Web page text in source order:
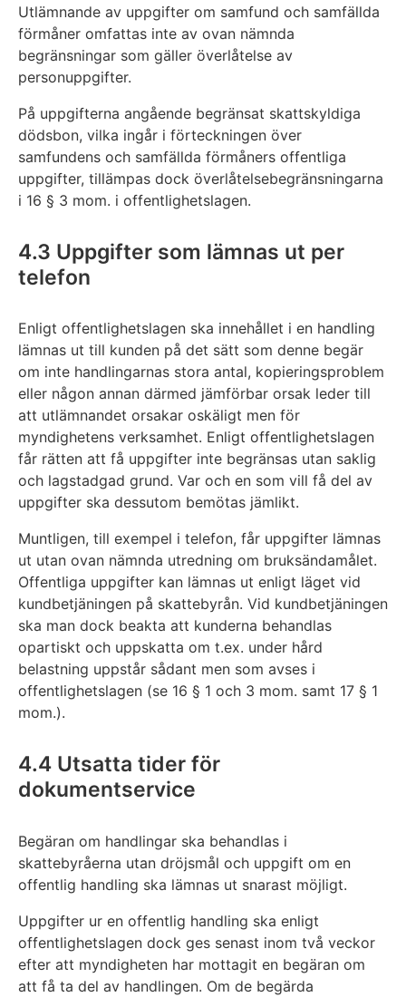
Utlämnande av uppgifter om samfund och samfällda
förmåner omfattas inte av ovan nämnda
begränsningar som gäller överlåtelse av
personuppgifter.
På uppgifterna angående begränsat skattskyldiga
dödsbon, vilka ingår i förteckningen över
samfundens och samfällda förmåners offentliga
uppgifter, tillämpas dock överlåtelsebegränsningarna
i 16 § 3 mom. i offentlighetslagen.
4.3 Uppgifter som lämnas ut per
telefon
Enligt offentlighetslagen ska innehållet i en handling
lämnas ut till kunden på det sätt som denne begär
om inte handlingarnas stora antal, kopieringsproblem
eller någon annan därmed jämförbar orsak leder till
att utlämnandet orsakar oskäligt men för
myndighetens verksamhet. Enligt offentlighetslagen
får rätten att få uppgifter inte begränsas utan saklig
och lagstadgad grund. Var och en som vill få del av
uppgifter ska dessutom bemötas jämlikt.
Muntligen, till exempel i telefon, får uppgifter lämnas
ut utan ovan nämnda utredning om bruksändamålet.
Offentliga uppgifter kan lämnas ut enligt läget vid
kundbetjäningen på skattebyrån. Vid kundbetjäningen
ska man dock beakta att kunderna behandlas
opartiskt och uppskatta om t.ex. under hård
belastning uppstår sådant men som avses i
offentlighetslagen (se 16 § 1 och 3 mom. samt 17 § 1
mom.).
4.4 Utsatta tider för
dokumentservice
Begäran om handlingar ska behandlas i
skattebyråerna utan dröjsmål och uppgift om en
offentlig handling ska lämnas ut snarast möjligt.
Uppgifter ur en offentlig handling ska enligt
offentlighetslagen dock ges senast inom två veckor
efter att myndigheten har mottagit en begäran om
att få ta del av handlingen. Om de begärda